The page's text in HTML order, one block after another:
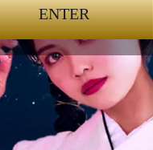
ENTER